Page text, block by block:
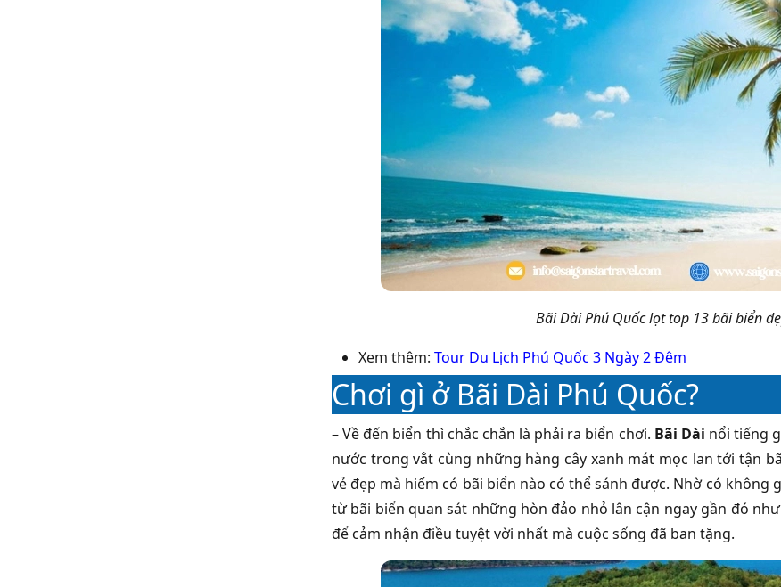
Bãi Dài Phú Quốc lọt top 13 bãi biển
Xem thêm: Tour Du Lịch Phú Quốc 3 Ngày 2 Đêm
Chơi gì ở Bãi Dài Phú Quốc?
– Về đến biển thì chắc chắn là phải ra biển chơi. Bãi Dài nổi tiếng
nước trong vắt cùng những hàng cây xanh mát mọc lan tới tận
vẻ đẹp mà hiếm có bãi biển nào có thể sánh được. Nhờ có
từ bãi biển quan sát những hòn đảo nhỏ lân cận ngay gần đó
để cảm nhận điều tuyệt vời nhất mà cuộc sống đã ban tặng.